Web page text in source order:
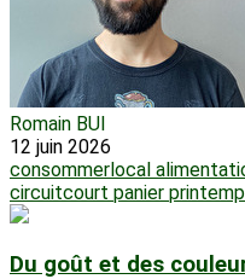
Romain BUI
12 juin 2026
consommerlocal
circuitcourt panier
Du goût et des